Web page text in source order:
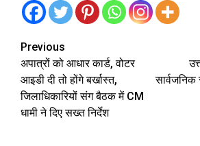
Continue
Reading
Previous
अपात्रों को आधार कार्ड, वोटर
आइडी दी तो होंगे बर्खास्त,
जिलाधिकारियों संग बैठक में CM
धामी ने दिए सख्त निर्देश
सार्वजनिक